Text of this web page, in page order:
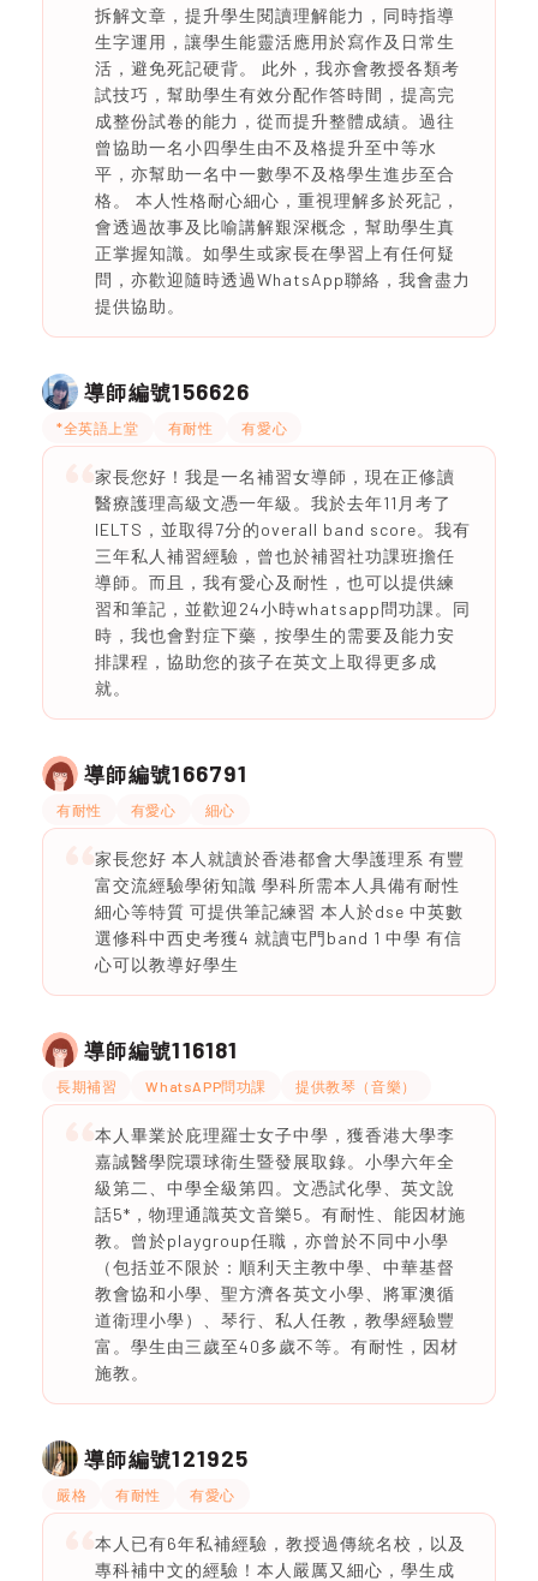
拆解文章，提升學生閱讀理解能力，同時指導
生字運用，讓學生能靈活應用於寫作及日常生
活，避免死記硬背。 此外，我亦會教授各類考
試技巧，幫助學生有效分配作答時間，提高完
成整份試卷的能力，從而提升整體成績。過往
曾協助一名小四學生由不及格提升至中等水
平，亦幫助一名中一數學不及格學生進步至合
格。 本人性格耐心細心，重視理解多於死記，
會透過故事及比喻講解艱深概念，幫助學生真
正掌握知識。如學生或家長在學習上有任何疑
問，亦歡迎隨時透過WhatsApp聯絡，我會盡力
提供協助。
導師編號156626
*全英語上堂 有耐性 有愛心
家長您好！我是一名補習女導師，現在正修讀
醫療護理高級文憑一年級。我於去年11月考了
IELTS，並取得7分的overall band score。我有
三年私人補習經驗，曾也於補習社功課班擔任
導師。而且，我有愛心及耐性，也可以提供練
習和筆記，並歡迎24小時whatsapp問功課。同
時，我也會對症下藥，按學生的需要及能力安
排課程，協助您的孩子在英文上取得更多成
就。
導師編號166791
有耐性 有愛心 細心
家長您好 本人就讀於香港都會大學護理系 有豐
富交流經驗學術知識 學科所需本人具備有耐性
細心等特質 可提供筆記練習 本人於dse 中英數
選修科中西史考獲4 就讀屯門band 1 中學 有信
心可以教導好學生
導師編號116181
長期補習 WhatsAPP問功課 提供教琴（音樂）
本人畢業於庇理羅士女子中學，獲香港大學李
嘉誠醫學院環球衛生暨發展取錄。小學六年全
級第二、中學全級第四。文憑試化學、英文說
話5*，物理通識英文音樂5。有耐性、能因材施
教。曾於playgroup任職，亦曾於不同中小學
（包括並不限於：順利天主教中學、中華基督
教會協和小學、聖方濟各英文小學、將軍澳循
道衛理小學）、琴行、私人任教，教學經驗豐
富。學生由三歲至40多歲不等。有耐性，因材
施教。
導師編號121925
嚴格 有耐性 有愛心
本人已有6年私補經驗，教授過傳統名校，以及
專科補中文的經驗！本人嚴厲又細心，學生成